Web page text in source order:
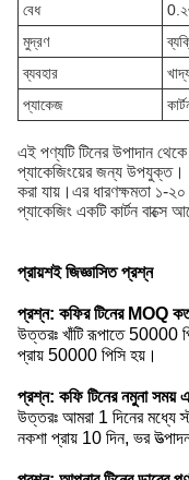
বেধ
মুদ্রণ
ব্যবহার
প্যাকেজ
এই পণ্যটি টিনের উপাদান
প্যাকেজিংয়ের জন্য উপযুক্ত।
করা যায়।এর ধারণক্ষমতা ১-
প্যাকেজিং একটি কার্টন
প্রায়শই জিজ্ঞাসিত প্রশ্ন
প্রশ্ন: কফির টিনের MOQ
উত্তরঃ খাঁটি রূপাতে 50000
প্রায় 50000 পিসি হয়।
প্রশ্ন: কফি টিনের নমুনা সময়
উত্তরঃ আমরা 1 দিনের মধ্যে
নকশা প্রায় 10 দিন, ভর